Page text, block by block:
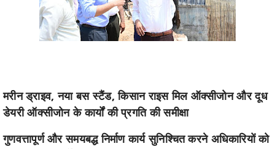
मरीन ड्राइव, नया बस स्टैंड, किसान राइस मिल ऑक्सीजोन और दूध
डेयरी ऑक्सीजोन के कार्यों की प्रगति की समीक्षा
गुणवत्तापूर्ण और समयबद्ध निर्माण कार्य सुनिश्चित करने अधिकारियों को